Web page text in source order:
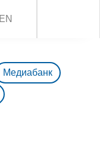
EN
Медиабанк